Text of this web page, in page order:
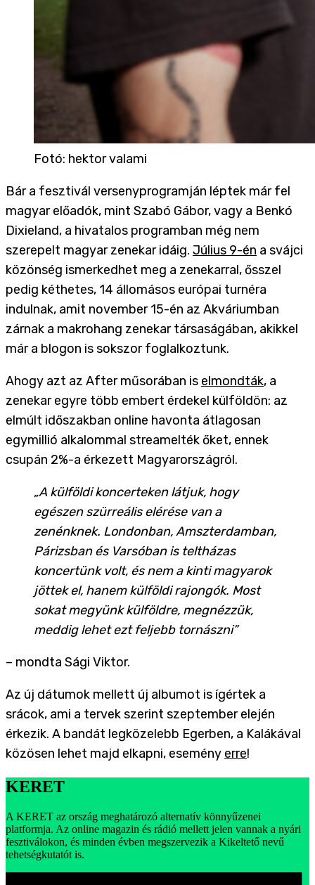
Fotó: hektor valami
Bár a fesztivál versenyprogramján léptek már fel
magyar előadók, mint Szabó Gábor, vagy a Benkó
Dixieland, a hivatalos programban még nem
szerepelt magyar zenekar idáig. Július 9-én a svájci
közönség ismerkedhet meg a zenekarral, ősszel
pedig kéthetes, 14 állomásos európai turnéra
indulnak, amit november 15-én az Akváriumban
zárnak a makrohang zenekar társaságában, akikkel
már a blogon is sokszor foglalkoztunk.
Ahogy azt az After műsorában is elmondták, a
zenekar egyre több embert érdekel külföldön: az
elmúlt időszakban online havonta átlagosan
egymillió alkalommal streamelték őket, ennek
csupán 2%-a érkezett Magyarországról.
„A külföldi koncerteken látjuk, hogy
egészen szürreális elérése van a
zenénknek. Londonban, Amszterdamban,
Párizsban és Varsóban is teltházas
koncertünk volt, és nem a kinti magyarok
jöttek el, hanem külföldi rajongók. Most
sokat megyünk külföldre, megnézzük,
meddig lehet ezt feljebb tornászni”
– mondta Sági Viktor.
Az új dátumok mellett új albumot is ígértek a
srácok, ami a tervek szerint szeptember elején
érkezik. A bandát legközelebb Egerben, a Kalákával
közösen lehet majd elkapni, esemény erre!
KERET
A KERET az ország meghatározó alternatív könnyűzenei
platformja. Az online magazin és rádió mellett jelen vannak a nyári
fesztiválokon, és minden évben megszervezik a Kikeltető nevű
tehetségkutatót is.